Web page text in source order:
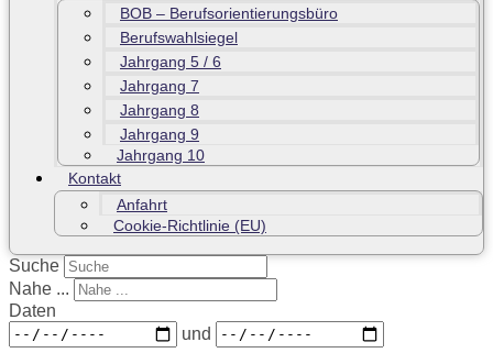
BOB – Berufsorientierungsbüro
Berufswahlsiegel
Jahrgang 5 / 6
Jahrgang 7
Jahrgang 8
Jahrgang 9
Jahrgang 10
Kontakt
Anfahrt
Cookie-Richtlinie (EU)
Suche
Nahe ...
Daten
und